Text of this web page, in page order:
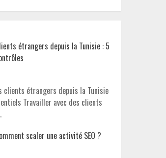
étrangers depuis la Tunisie : 5
clients étrangers depuis la Tunisie
Travailler avec des clients
scaler une activité SEO ?